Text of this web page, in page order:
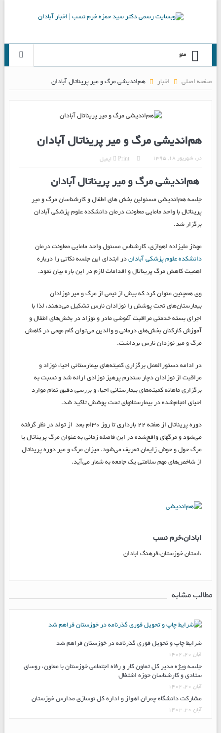
منو
صفحه اصلی اخبار هم‌اندیشی مرگ و میر پریناتال آبادان
هم‌اندیشی مرگ و میر پریناتال آبادان
در: شهریور ۱۸, ۱۳۹۵ Print ایمیل
هم‌اندیشی مرگ و میر پریناتال آبادان
جلسه هم‌اندیشی مسئولین بخش های اطفال و کارشناسان مرگ و میر
پریناتال با واحد مامایی معاونت درمان دانشکده علوم پزشکی آبادان
برگزار شد.
مهناز علیزاده اهوازی، کارشناس مسئول واحد مامایی معاونت درمان
دانشکده علوم پزشکی آباداندر ابتدای این جلسه نکاتی را درباره
اهمیت کاهش مرگ پریناتال و اقدامات لازم در این باره بیان نمود.
وی همچنین عنوان کرد که بیش از نیمی از مرگ و میر نوزادان
بیمارستان‌های تحت پوشش را نوزادان نارس تشکیل می‌دهند، لذا با
اجرای بسته خدمتی مراقبت آغوشی مادر و نوزاد در بخش‌‎های اطفال و
آموزش کارکنان بخش‌های درمانی و والدین می‌توان گام مهمی در کاهش
مرگ و میر نوزدان نارس برداشت.
در ادامه دستورالعمل برگزاری کمیته‌های بیمارستانی احیاء نوزاد و
مراقبت از نوزادان دچار سندرم پرهیز نوزادی ارائه شد و نسبت به
برگزاری ماهانه کمیته‌های بیمارستانی احیاء و بررسی دقیق تمام موارد
احیای انجام‌شده در بیمارستانهای تحت پوشش تاکید شد.
دوره پریناتال از هفته ۲۲ بارداری تا روز ۳۰‌ام بعد از تولد در نظر گرفته
می‌شود و مرگهای واقع‌شده در این فاصله زمانی به عنوان مرگ پریناتال یا
مرگ حول و حوش زایمان تعریف می‌شود. ميزان مرگ و مير دوره پريناتال
از شاخص‌هاي مهم سلامتي يك جامعه به شمار می‌آید.
ابادان،خرم نسب
،استان خوزستان،فرهنگ ابادان
مطالب مشابه
شرایط چاپ و تحویل فوری گذرنامه در خوزستان فراهم شد
آبان ۲۰, ۱۴۰۲
جلسه ویژه مدیر کل تعاون کار و رفاه اجتماعی خوزستان با معاون، روسای
ستادی و کارشناسان حوزه اشتغال
آبان ۲۰, ۱۴۰۲
مشارکت دانشگاه چمران اهواز و اداره کل نوسازی مدارس خوزستان
آبان ۲۰, ۱۴۰۲